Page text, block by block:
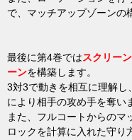
で、マッチアップゾーンの
最後に第4巻ではスクリー
ーンを構築します。
3対3で動きを相互に理解し
により相手の攻め手を奪い
また、フルコートからのマ
ロックを計算に入れた守り